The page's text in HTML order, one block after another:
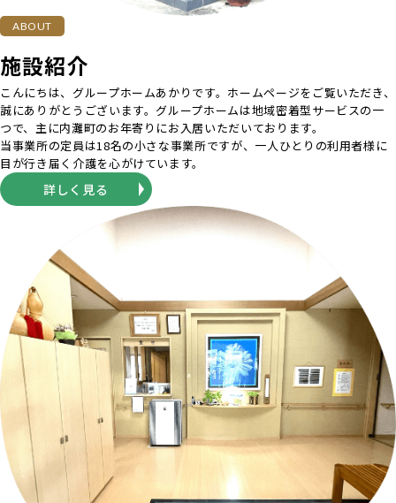
ABOUT
施設紹介
こんにちは、グループホームあかりです。ホームページをご覧いただき、
誠にありがとうございます。グループホームは地域密着型サービスの一
つで、主に内灘町のお年寄りにお入居いただいております。
当事業所の定員は18名の小さな事業所ですが、一人ひとりの利用者様に
目が行き届く介護を心がけています。
詳しく見る